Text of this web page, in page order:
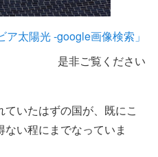
ア太陽光 -google画像検索」
是非ご覧ください
いたはずの国が、既にこ
い程にまでなっていま